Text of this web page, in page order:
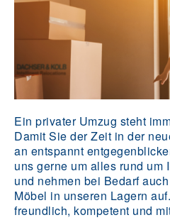
Ein privater Umzug steht
Damit Sie der Zeit in der
an entspannt
uns gerne um alles rund um
und nehmen bei Bedarf
Möbel in unseren Lagern
freundlich, kompetent und